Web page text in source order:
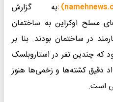
به گزارش
مسلح اوکراین به ساختمان
یک کارمند در ساختمان بودند. بنا بر
که چندین نفر در استاروبلسک
دقیق کشته‌ها و زخمی‌ها هنوز
است.